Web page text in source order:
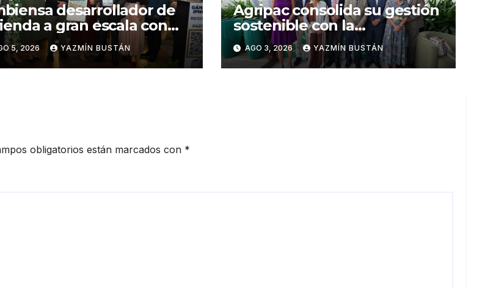
desarrollador de
a gran escala con
internacionales
5, 2026 YAZMÍN BUSTÁN
Agripac consolida su gestión
sostenible con la
presentación de su octava
Memoria de Sostenibilidad
AGO 3, 2026 YAZMÍN BUSTÁN
obligatorios están marcados con *